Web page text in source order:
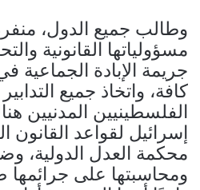
وطالب جميع الدول،
مسؤولياتها القانونية
جريمة الإبادة الجماعية
كافة، واتخاذ جميع
الفلسطينيين المدنيين
إسرائيل لقواعد القانون
محكمة العدل الدولية،
ومحاسبتها على جرائمها